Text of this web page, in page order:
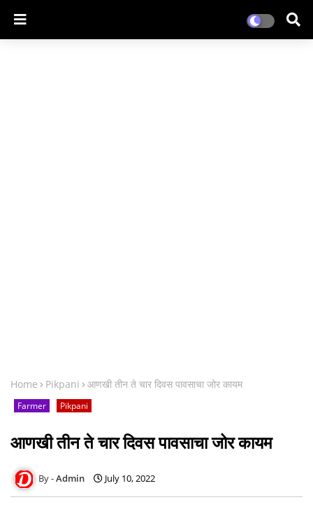
Home Pikpani आणखी तीन ते चार दिवस पावसाचा जोर कायम
Farmer Pikpani
आणखी तीन ते चार दिवस पावसाचा जोर कायम
Admin July 10, 2022